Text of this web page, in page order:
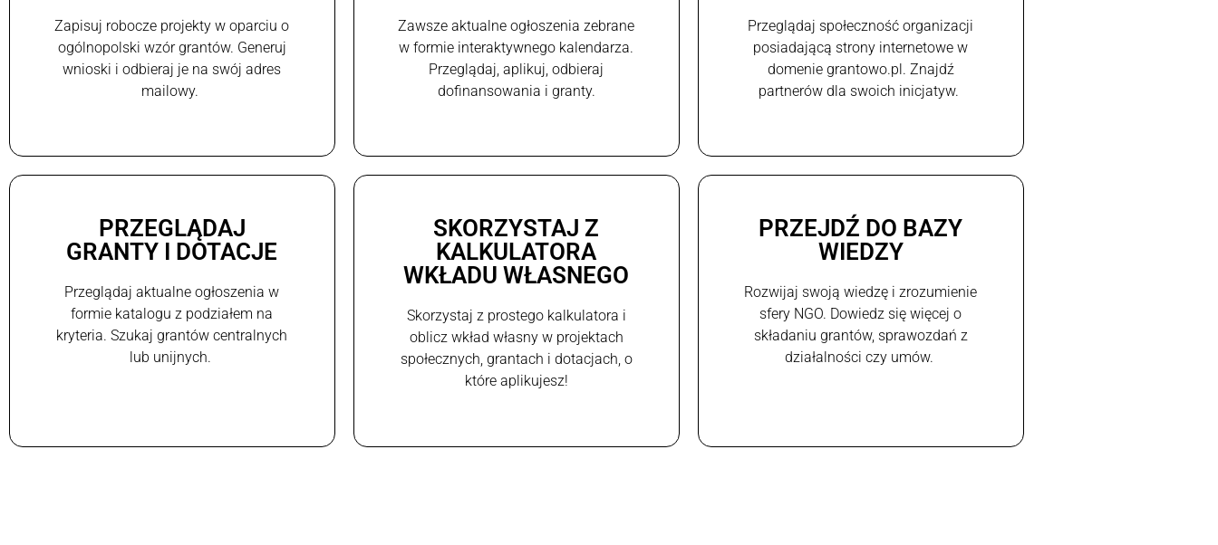
Zapisuj robocze projekty w oparciu o
ogólnopolski wzór grantów. Generuj
wnioski i odbieraj je na swój adres
mailowy.
Zawsze aktualne ogłoszenia zebrane
w formie interaktywnego kalendarza.
Przeglądaj, aplikuj, odbieraj
dofinansowania i granty.
Przeglądaj społeczność organizacji
posiadającą strony internetowe w
domenie grantowo.pl. Znajdź
partnerów dla swoich inicjatyw.
PRZEGLĄDAJ
GRANTY I DOTACJE
Przeglądaj aktualne ogłoszenia w
formie katalogu z podziałem na
kryteria. Szukaj grantów centralnych
lub unijnych.
SKORZYSTAJ Z
KALKULATORA
WKŁADU WŁASNEGO
Skorzystaj z prostego kalkulatora i
oblicz wkład własny w projektach
społecznych, grantach i dotacjach, o
które aplikujesz!
PRZEJDŹ DO BAZY
WIEDZY
Rozwijaj swoją wiedzę i zrozumienie
sfery NGO. Dowiedz się więcej o
składaniu grantów, sprawozdań z
działalności czy umów.